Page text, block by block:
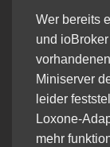
Wer bereits
und
Miniserver
leider
Loxone-
mehr